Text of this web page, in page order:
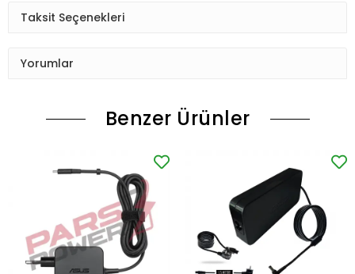
Taksit Seçenekleri
Yorumlar
Benzer Ürünler